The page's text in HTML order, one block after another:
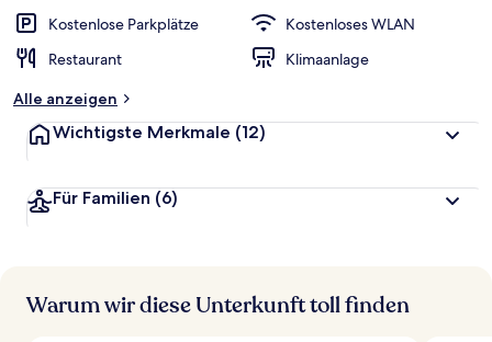
Kostenlose Parkplätze
Kostenloses WLAN
Restaurant
Klimaanlage
Alle anzeigen
Wichtigste Merkmale (12)
Für Familien (6)
Warum wir diese Unterkunft toll finden